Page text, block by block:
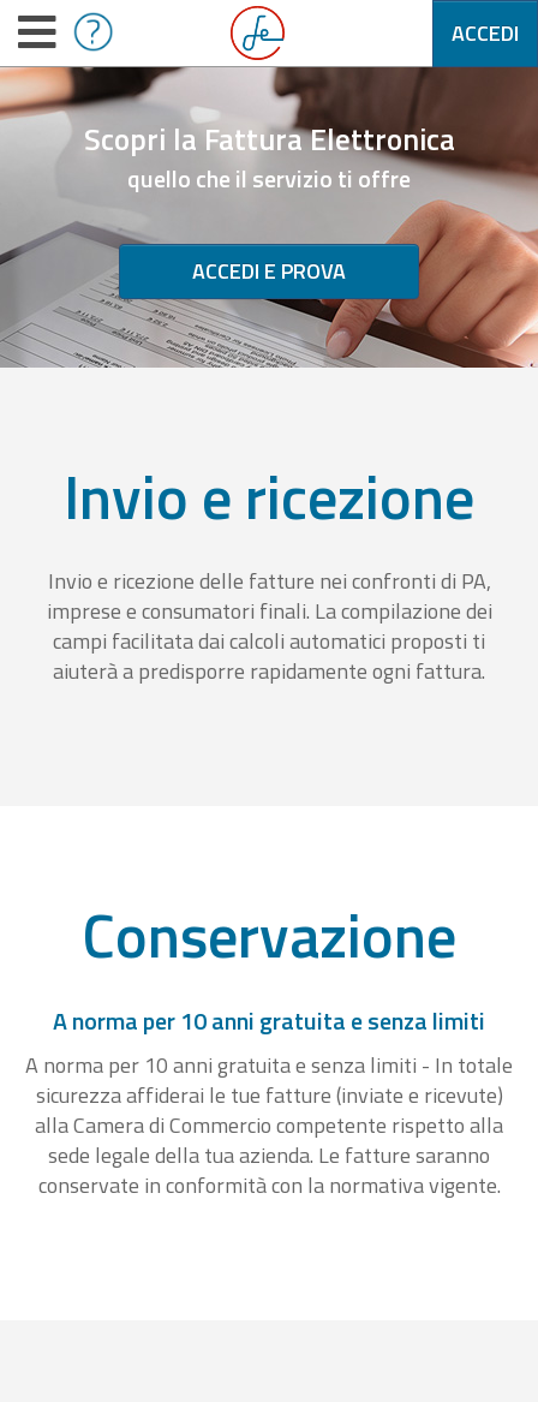
ACCEDI
Scopri la Fattura Elettronica
quello che il servizio ti offre
ACCEDI E PROVA
Invio e ricezione
Invio e ricezione delle fatture nei confronti di PA,
imprese e consumatori finali. La compilazione dei
campi facilitata dai calcoli automatici proposti ti
aiuterà a predisporre rapidamente ogni fattura.
Conservazione
A norma per 10 anni gratuita e senza limiti
A norma per 10 anni gratuita e senza limiti - In totale
sicurezza affiderai le tue fatture (inviate e ricevute)
alla Camera di Commercio competente rispetto alla
sede legale della tua azienda. Le fatture saranno
conservate in conformità con la normativa vigente.